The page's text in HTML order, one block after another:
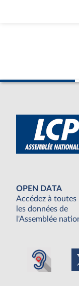
OPEN DATA
Accédez à toutes
les données de
l'Assemblée